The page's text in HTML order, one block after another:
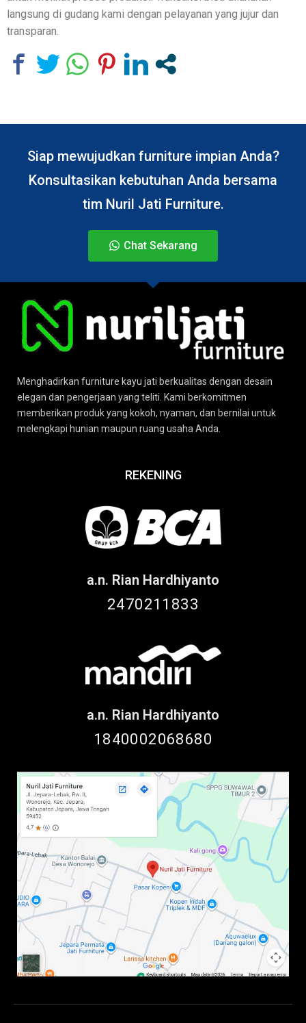
langsung di gudang kami dengan pelayanan yang jujur dan
transparan.
Siap mewujudkan furniture impian Anda?
Konsultasikan kebutuhan Anda bersama
tim Nuril Jati Furniture.
Chat Sekarang
Menghadirkan furniture kayu jati berkualitas dengan desain
elegan dan pengerjaan yang teliti. Kami berkomitmen
memberikan produk yang kokoh, nyaman, dan bernilai untuk
melengkapi hunian maupun ruang usaha Anda.
REKENING
a.n. Rian Hardhiyanto
2470211833
a.n. Rian Hardhiyanto
1840002068680